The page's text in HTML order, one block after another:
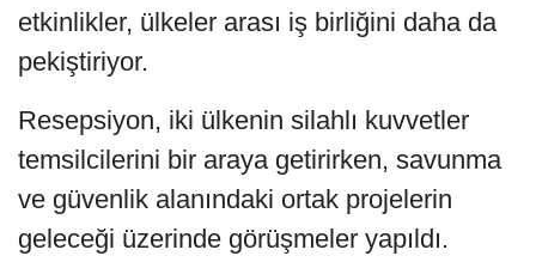
etkinlikler, ülkeler arası iş birliğini daha da
pekiştiriyor.
Resepsiyon, iki ülkenin silahlı kuvvetler
temsilcilerini bir araya getirirken, savunma
ve güvenlik alanındaki ortak projelerin
geleceği üzerinde görüşmeler yapıldı.